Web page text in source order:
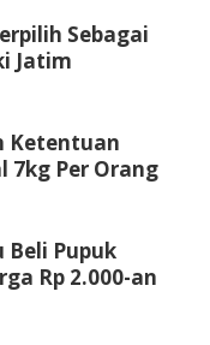
Sebagai
Jatim
Ketentuan
7kg Per Orang
Beli Pupuk
Rp 2.000-an